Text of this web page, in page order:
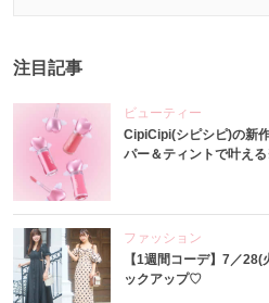
注目記事
ビューティー
CipiCipi(シピシピ)の新
パー＆ティントで叶え
ファッション
【1週間コーデ】7／
ックアップ♡